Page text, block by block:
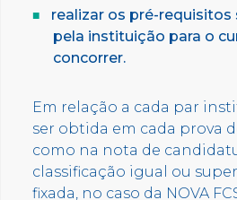
realizar os pré-
pela instituição para o
concorrer.
Em relação a cada par
ser obtida em cada prova
como na nota de
classificação igual ou
fixada, no caso da NOVA